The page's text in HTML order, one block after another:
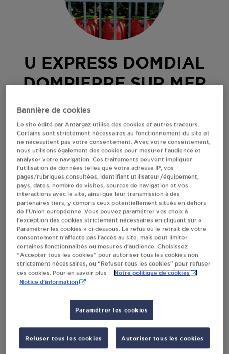
U EXPRESS DOMDIAL
DOMPIERRE SUR MER
1 RUE DE L'ADJUDANT GALLAND
Revendeur de bouteilles de gaz
S'Y RENDRE
AFFICHER LE TÉLÉPHONE
RECEVOIR LES COORDONNÉES DU REVENDEUR
En cliquant sur « S’y rendre », j’autorise le traitement
d’informations (dont mon adresse IP) et leur transfert hors UE
par Google Maps afin d’afficher la carte.
En savoir plus
Accès
Bannière de cookies
Le site édité par Antargaz utilise des cookies et autres traceurs.
Certains sont strictement nécessaires au fonctionnement du site et
ne nécessitent pas votre consentement. Avec votre consentement,
nous utilisons également des cookies pour mesurer l’audience et
analyser votre navigation. Ces traitements peuvent impliquer
l’utilisation de données telles que votre adresse IP, vos
pages/rubriques consultées, identifiant utilisateur/équipement,
pays, dates, nombre de visites, sources de navigation et vos
interactions avec le site, ainsi que leur transmission à des
partenaires tiers, y compris ceux potentiellement situés en dehors
de l’Union européenne. Vous pouvez paramétrer vos choix à
l’exception des cookies strictement nécessaires en cliquant sur «
Paramétrer les cookies » ci-dessous. Le refus ou le retrait de votre
consentement n’affecte pas l’accès au site, mais peut limiter
certaines fonctionnalités ou mesures d’audience. Choisissez
“Accepter tous les cookies” pour autoriser tous les cookies non
strictement nécessaires, ou “Refuser tous les cookies” pour refuser
ces cookies. Pour en savoir plus :
Notre politique de cookies
Notice d'information
Paramétrer les cookies
Refuser tous les cookies Autoriser tous les cookies